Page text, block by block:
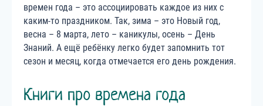
времен года – это ассоциировать каждое из них с
каким-то праздником. Так, зима – это Новый год,
весна – 8 марта, лето – каникулы, осень – День
Знаний. А ещё ребёнку легко будет запомнить тот
сезон и месяц, когда отмечается его день рождения.
Книги про времена года